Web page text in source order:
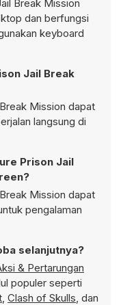
Break Mission
dan berfungsi
keyboard
Jail Break
Mission dapat
langsung di
Prison Jail
Mission dapat
pengalaman
selanjutnya?
& Pertarungan
populer seperti
, Clash of Skulls, dan